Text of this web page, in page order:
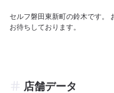
セルフ磐田東新町の鈴木です。
お待ちしております。
店舗データ